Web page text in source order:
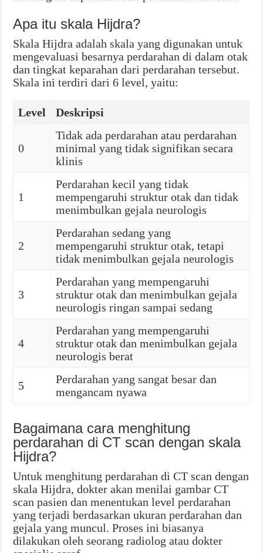
Apa itu skala Hijdra?
Skala Hijdra adalah skala yang digunakan untuk
mengevaluasi besarnya perdarahan di dalam otak
dan tingkat keparahan dari perdarahan tersebut.
Skala ini terdiri dari 6 level, yaitu:
Level Deskripsi
0
Tidak ada perdarahan atau perdarahan
minimal yang tidak signifikan secara
klinis
1
Perdarahan kecil yang tidak
mempengaruhi struktur otak dan tidak
menimbulkan gejala neurologis
2
Perdarahan sedang yang
mempengaruhi struktur otak, tetapi
tidak menimbulkan gejala neurologis
3
Perdarahan yang mempengaruhi
struktur otak dan menimbulkan gejala
neurologis ringan sampai sedang
4
Perdarahan yang mempengaruhi
struktur otak dan menimbulkan gejala
neurologis berat
5
Perdarahan yang sangat besar dan
mengancam nyawa
Bagaimana cara menghitung
perdarahan di CT scan dengan skala
Hijdra?
Untuk menghitung perdarahan di CT scan dengan
skala Hijdra, dokter akan menilai gambar CT
scan pasien dan menentukan level perdarahan
yang terjadi berdasarkan ukuran perdarahan dan
gejala yang muncul. Proses ini biasanya
dilakukan oleh seorang radiolog atau dokter